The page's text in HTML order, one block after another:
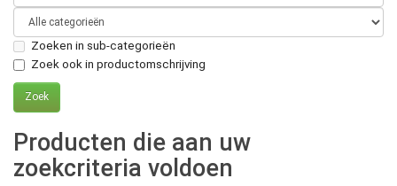
Zoeken in sub-categorieën
Zoek ook in productomschrijving
Producten die aan uw
zoekcriteria voldoen